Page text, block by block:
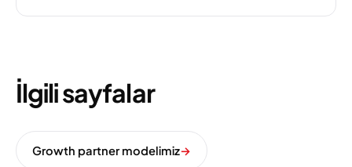
İlgili sayfalar
Growth partner modelimiz→